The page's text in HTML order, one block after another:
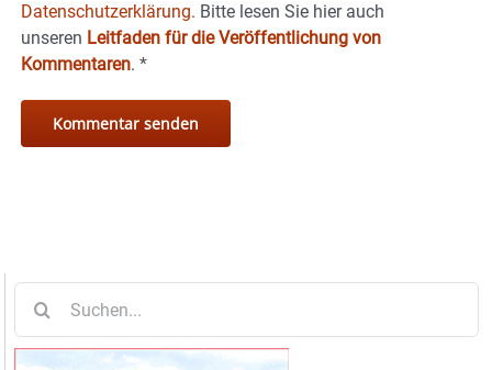
Datenschutzerklärung. Bitte lesen Sie hier auch
unseren Leitfaden für die Veröffentlichung von
Kommentaren. *
nach: